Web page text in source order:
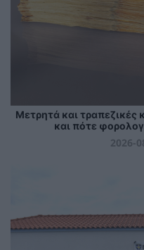
Μετρητά και τραπεζικές
και πότε
2026-